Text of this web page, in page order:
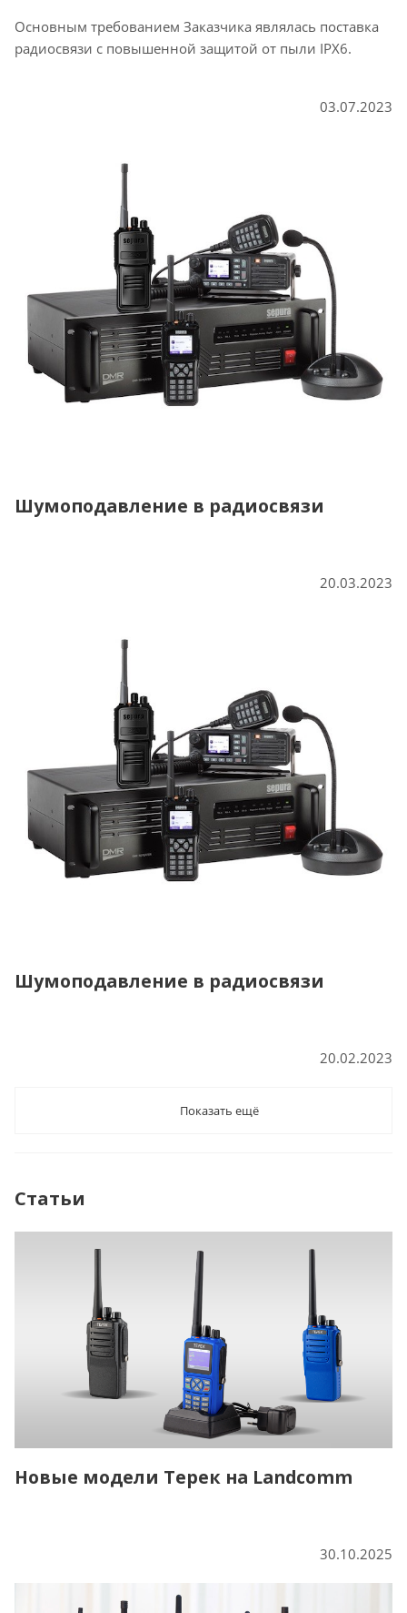
Основным требованием Заказчика являлась поставка
радиосвязи с повышенной защитой от пыли IPX6.
03.07.2023
Шумоподавление в радиосвязи
20.03.2023
Шумоподавление в радиосвязи
20.02.2023
Показать ещё
Статьи
Новые модели Терек на Landcomm
30.10.2025